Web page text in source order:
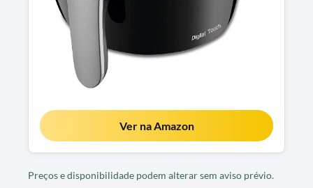
Ver na Amazon
Preços e disponibilidade podem alterar sem aviso prévio.